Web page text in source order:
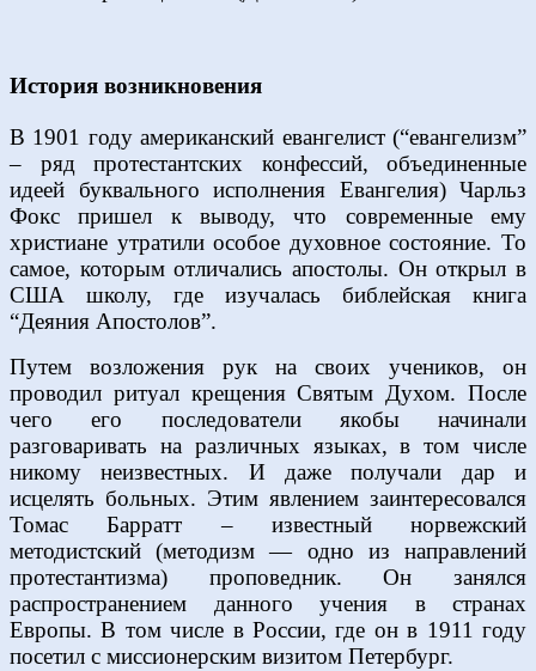
История возникновения
В 1901 году американский евангелист (“евангелизм”
– ряд протестантских конфессий, объединенные
идеей буквального исполнения Евангелия) Чарльз
Фокс пришел к выводу, что современные ему
христиане утратили особое духовное состояние. То
самое, которым отличались апостолы. Он открыл в
США школу, где изучалась библейская книга
“Деяния Апостолов”.
Путем возложения рук на своих учеников, он
проводил ритуал крещения Святым Духом. После
чего его последователи якобы начинали
разговаривать на различных языках, в том числе
никому неизвестных. И даже получали дар и
исцелять больных. Этим явлением заинтересовался
Томас Барратт – известный норвежский
методистский (методизм — одно из направлений
протестантизма) проповедник. Он занялся
распространением данного учения в странах
Европы. В том числе в России, где он в 1911 году
посетил с миссионерским визитом Петербург.